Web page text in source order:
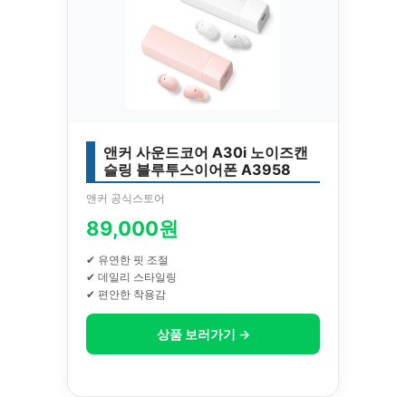
앤커 사운드코어 A30i 노이즈캔
슬링 블루투스이어폰 A3958
앤커 공식스토어
89,000원
✔ 유연한 핏 조절
✔ 데일리 스타일링
✔ 편안한 착용감
상품 보러가기 →